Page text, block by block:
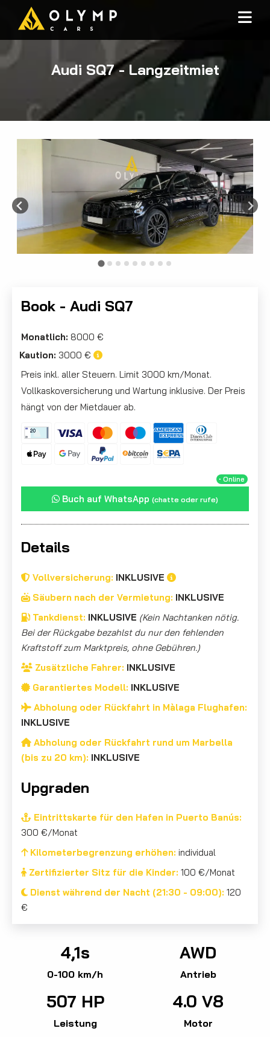
Audi SQ7 - Langzeitmiet
Book - Audi SQ7
Monatlich: 8000 €
Kaution: 3000 €
Preis inkl. aller Steuern. Limit 3000 km/Monat.
Vollkaskoversicherung und Wartung inklusive. Der Preis
hängt von der Mietdauer ab.
・Online
Buch auf WhatsApp (chatte oder rufe)
Details
Vollversicherung: INKLUSIVE
Säubern nach der Vermietung: INKLUSIVE
Tankdienst: INKLUSIVE (Kein Nachtanken nötig.
Bei der Rückgabe bezahlst du nur den fehlenden
Kraftstoff zum Marktpreis, ohne Gebühren.)
Zusätzliche Fahrer: INKLUSIVE
Garantiertes Modell: INKLUSIVE
Abholung oder Rückfahrt in Màlaga Flughafen:
INKLUSIVE
Abholung oder Rückfahrt rund um Marbella
(bis zu 20 km): INKLUSIVE
Upgraden
Eintrittskarte für den Hafen in Puerto Banús:
300 €/Monat
Kilometerbegrenzung erhöhen: individual
Zertifizierter Sitz für die Kinder: 100 €/Monat
Dienst während der Nacht (21:30 - 09:00): 120
€
4,1s
0-100 km/h
AWD
Antrieb
507 HP
Leistung
4.0 V8
Motor